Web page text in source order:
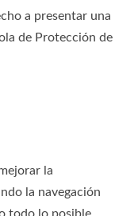
a presentar una
de Protección de
la
la navegación
todo lo posible